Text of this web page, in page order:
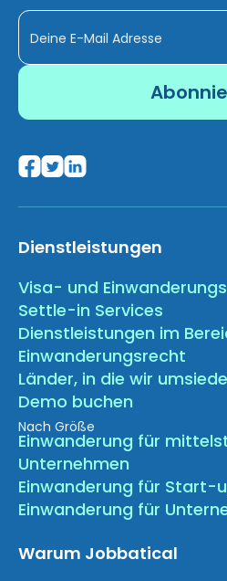
Dienstleistungen
Visa- und
Settle-in Services
Dienstleistungen im
Einwanderungsrecht
Länder, in die wir
Demo buchen
Nach Größe
Einwanderung für
Unternehmen
Einwanderung für Start-
Einwanderung für
Warum Jobbatical